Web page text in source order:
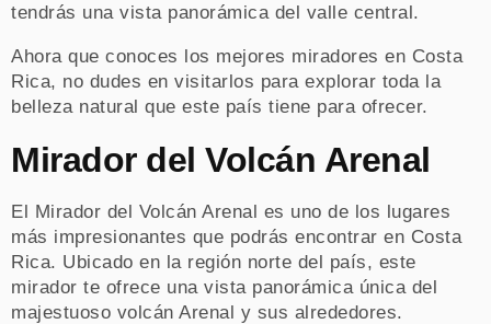
tendrás una vista panorámica del valle central.
Ahora que conoces los mejores miradores en Costa
Rica, no dudes en visitarlos para explorar toda la
belleza natural que este país tiene para ofrecer.
Mirador del Volcán Arenal
El Mirador del Volcán Arenal es uno de los lugares
más impresionantes que podrás encontrar en Costa
Rica. Ubicado en la región norte del país, este
mirador te ofrece una vista panorámica única del
majestuoso volcán Arenal y sus alrededores.